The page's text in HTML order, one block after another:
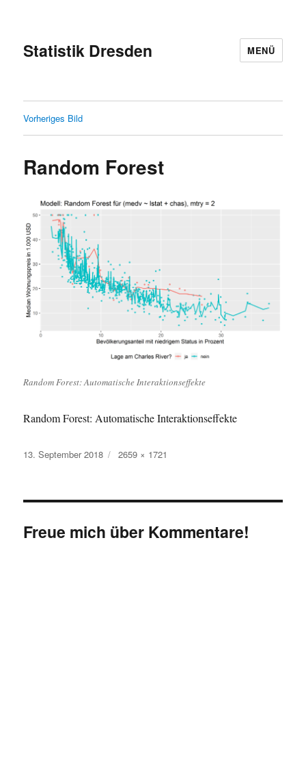
Statistik Dresden MENÜ
Vorheriges Bild
Random Forest
Random Forest: Automatische Interaktionseffekte
Random Forest: Automatische Interaktionseffekte
Veröffentlicht
13. September 2018 Originalgröße
2659 × 1721
Freue mich über Kommentare!